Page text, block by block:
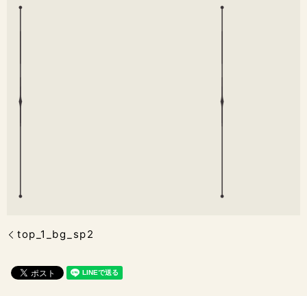
top_1_bg_sp2